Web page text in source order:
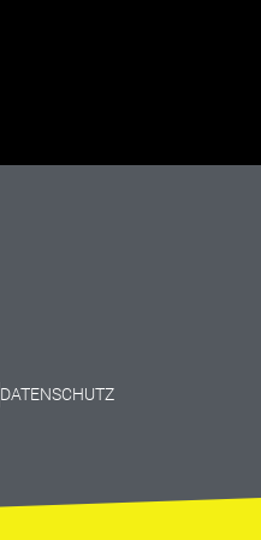
DATENSCHUTZ